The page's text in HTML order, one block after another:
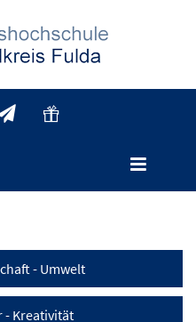
- Umwelt
- Kreativität